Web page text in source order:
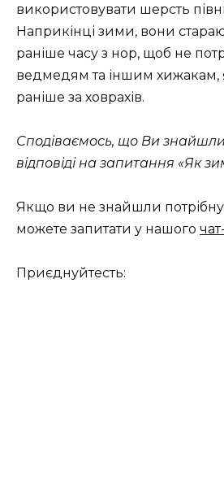
використовувати шерсть
Наприкінці зими, вони
раніше часу з нор, щоб не
ведмедям та іншим хижакам,
раніше за ховрахів.
Сподіваємось, що Ви знайшли
відповіді на запитання «Як
Якщо ви не знайшли потрібну
можете запитати у нашого
Приєднуйтесть: